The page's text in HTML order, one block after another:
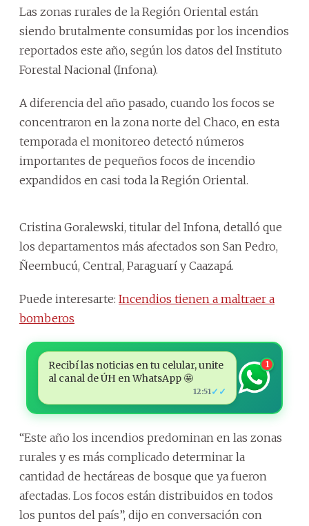
Las zonas rurales de la Región Oriental están
siendo brutalmente consumidas por los incendios
reportados este año, según los datos del Instituto
Forestal Nacional (Infona).
A diferencia del año pasado, cuando los focos se
concentraron en la zona norte del Chaco, en esta
temporada el monitoreo detectó números
importantes de pequeños focos de incendio
expandidos en casi toda la Región Oriental.
Cristina Goralewski, titular del Infona, detalló que
los departamentos más afectados son San Pedro,
Ñeembucú, Central, Paraguarí y Caazapá.
Puede interesarte: Incendios tienen a maltraer a
bomberos
Recibí las noticias en tu celular, unite
al canal de ÚH en WhatsApp 🤩
12:51 ✓✓
1
“Este año los incendios predominan en las zonas
rurales y es más complicado determinar la
cantidad de hectáreas de bosque que ya fueron
afectadas. Los focos están distribuidos en todos
los puntos del país”, dijo en conversación con